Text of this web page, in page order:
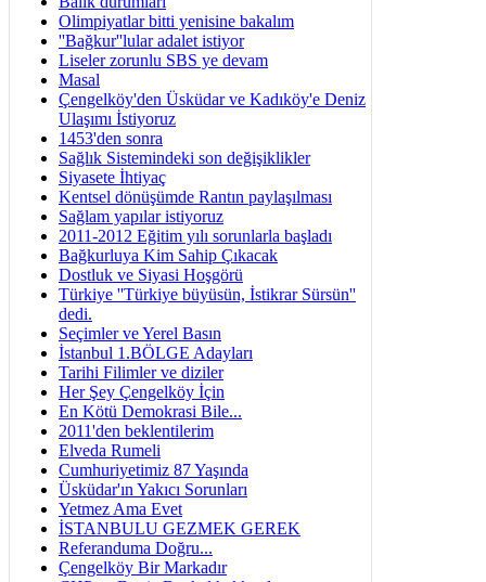
Olimpiyatlar bitti yenisine bakalım
''Bağkur''lular adalet istiyor
Liseler zorunlu SBS ye devam
Masal
Çengelköy'den Üsküdar ve Kadıköy'e Deniz
Ulaşımı İstiyoruz
1453'den sonra
Sağlık Sistemindeki son değişiklikler
Siyasete İhtiyaç
Kentsel dönüşümde Rantın paylaşılması
Sağlam yapılar istiyoruz
2011-2012 Eğitim yılı sorunlarla başladı
Bağkurluya Kim Sahip Çıkacak
Dostluk ve Siyasi Hoşgörü
Türkiye ''Türkiye büyüsün, İstikrar Sürsün''
dedi.
Seçimler ve Yerel Basın
İstanbul 1.BÖLGE Adayları
Tarihi Filimler ve diziler
Her Şey Çengelköy İçin
En Kötü Demokrasi Bile...
2011'den beklentilerim
Elveda Rumeli
Cumhuriyetimiz 87 Yaşında
Üsküdar'ın Yakıcı Sorunları
Yetmez Ama Evet
İSTANBULU GEZMEK GEREK
Referanduma Doğru...
Çengelköy Bir Markadır